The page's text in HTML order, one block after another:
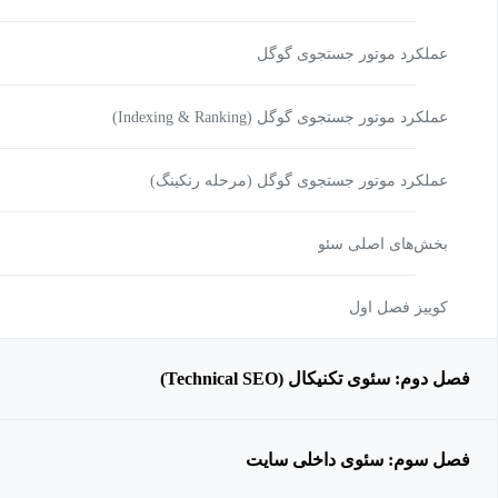
عملکرد موتور جستجوی گوگل
عملکرد موتور جستجوی گوگل (Indexing & Ranking)
عملکرد موتور جستجوی گوگل (مرحله رنکینگ)
بخش‌های اصلی سئو
کوییز فصل اول
فصل دوم: سئوی تکنیکال (Technical SEO)
فصل سوم: سئوی داخلی سایت